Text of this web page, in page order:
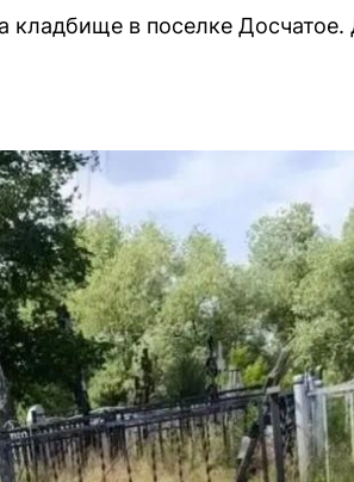
кладбище в поселке Досчатое.